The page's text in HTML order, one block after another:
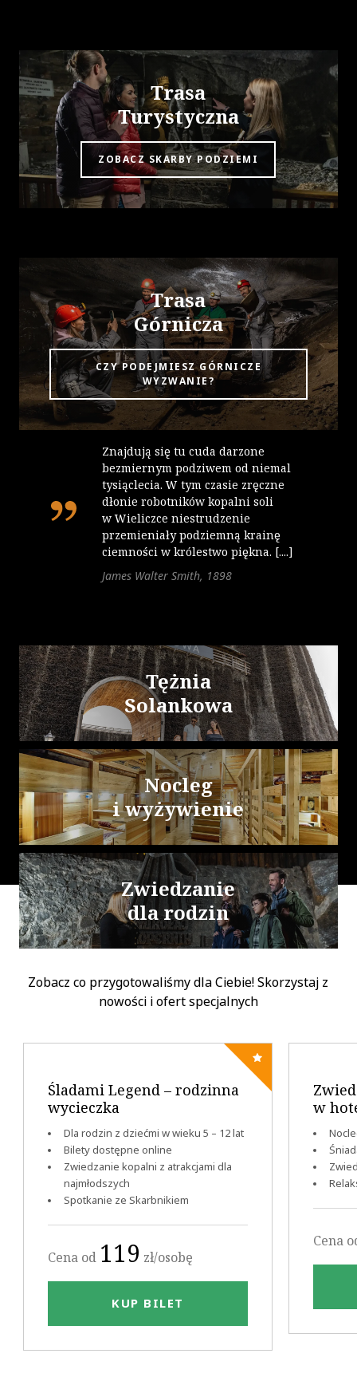
Trasa
Turystyczna
ZOBACZ SKARBY PODZIEMI
Trasa
Górnicza
CZY PODEJMIESZ GÓRNICZE
WYZWANIE?
Znajdują się tu cuda darzone
bezmiernym podziwem od niemal
tysiąclecia. W tym czasie zręczne
dłonie robotników kopalni soli
w Wieliczce niestrudzenie
przemieniały podziemną krainę
ciemności w królestwo piękna. [....]
James Walter Smith, 1898
Tężnia
Solankowa
Nocleg
i wyżywienie
Zwiedzanie
dla rodzin
Zobacz co przygotowaliśmy dla Ciebie! Skorzystaj z
nowości i ofert specjalnych
Śladami Legend – rodzinna
wycieczka
Dla rodzin z dziećmi w wieku 5 – 12 lat
Bilety dostępne online
Zwiedzanie kopalni z atrakcjami dla
najmłodszych
Spotkanie ze Skarbnikiem
Cena od 119 zł/osobę
KUP BILET
w
Cena